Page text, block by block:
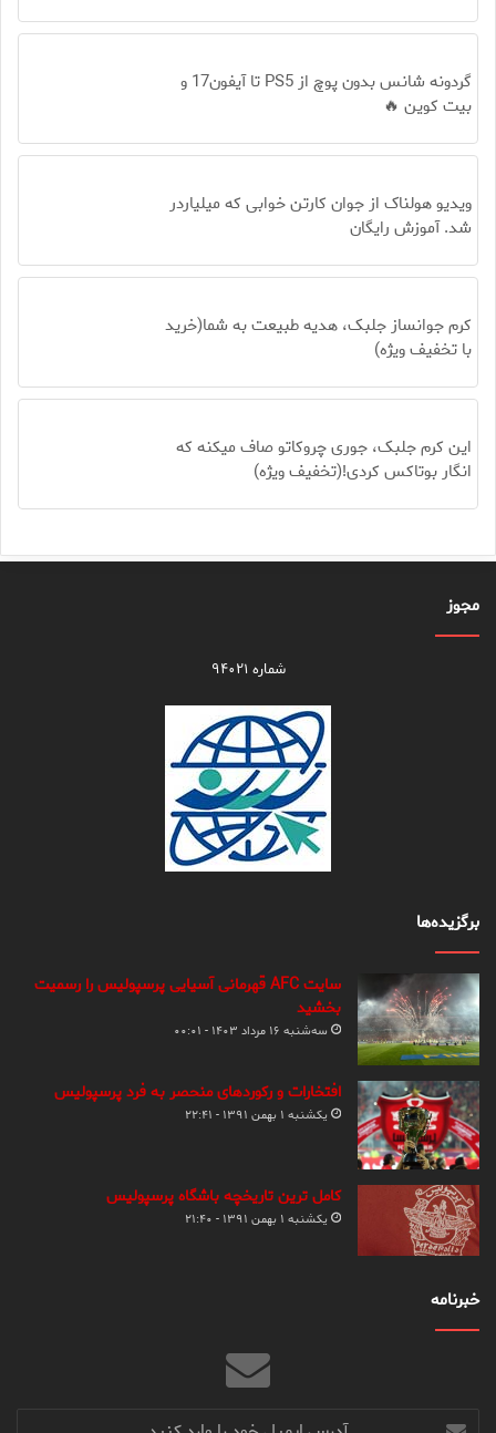
گردونه شانس بدون پوچ از PS5 تا آیفون17 و
بیت کوین 🔥
ویدیو هولناک از جوان کارتن خوابی که میلیاردر
شد. آموزش رایگان
کرم جوانساز جلبک، هدیه طبیعت به شما(خرید
با تخفیف ویژه)
این کرم جلبک، جوری چروکاتو صاف میکنه که
انگار بوتاکس کردی!(تخفیف ویژه)
مجوز
شماره ۹۴۰۲۱
برگزیده‌ها
سایت AFC قهرمانی آسیایی پرسپولیس را رسمیت
بخشید
سه‌شنبه ۱۶ مرداد ۱۴۰۳ - ۰۰:۰۱
افتخارات و رکوردهای منحصر به فرد پرسپولیس
یکشنبه ۱ بهمن ۱۳۹۱ - ۲۲:۴۱
کامل ترین تاریخچه باشگاه پرسپولیس
یکشنبه ۱ بهمن ۱۳۹۱ - ۲۱:۴۰
خبرنامه
آدرس